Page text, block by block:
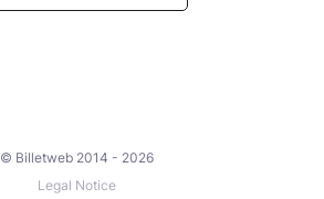
© Billetweb 2014 - 2026
Legal Notice